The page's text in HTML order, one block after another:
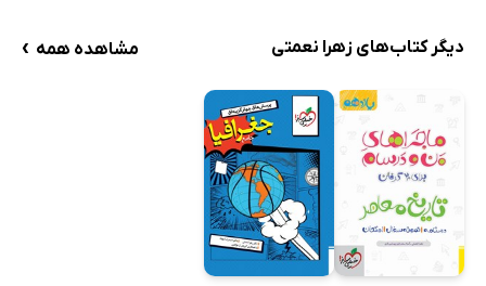
دیگر کتاب‌های زهرا نعمتی مشاهده همه ›